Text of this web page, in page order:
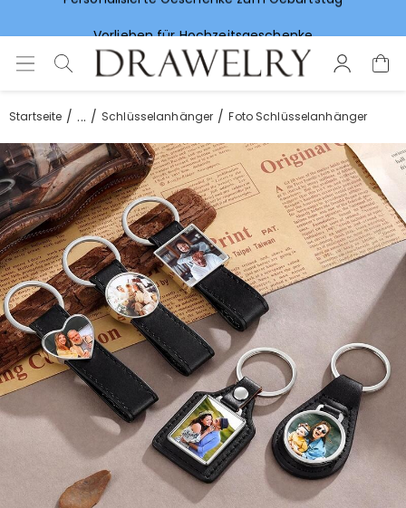
Startseite ... Schlüsselanhänger Foto Schlüsselanhänger